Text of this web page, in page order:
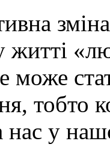
житті
може
тобто
нас у